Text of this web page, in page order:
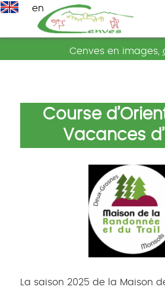
en
CenvesCenves en images,
Course
Vacances
La saison 2025 de la Maison